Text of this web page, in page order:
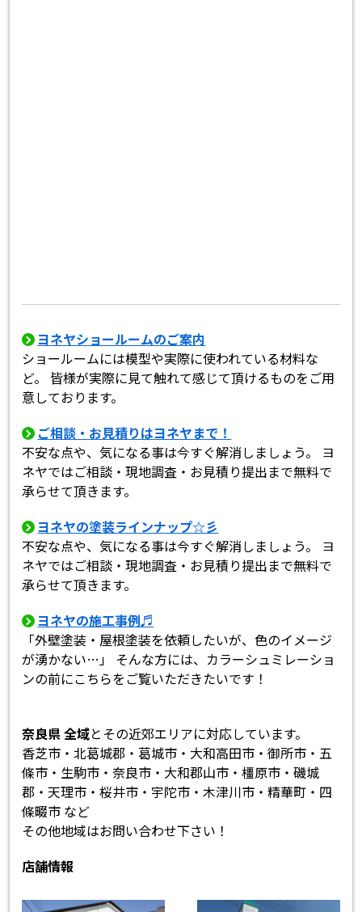
ヨネヤショールームのご案内
ショールームには模型や実際に使われている材料な
ど。 皆様が実際に見て触れて感じて頂けるものをご用
意しております。
ご相談・お見積りはヨネヤまで！
不安な点や、気になる事は今すぐ解消しましょう。 ヨ
ネヤではご相談・現地調査・お見積り提出まで無料で
承らせて頂きます。
ヨネヤの塗装ラインナップ☆彡
不安な点や、気になる事は今すぐ解消しましょう。 ヨ
ネヤではご相談・現地調査・お見積り提出まで無料で
承らせて頂きます。
ヨネヤの施工事例♬
「外壁塗装・屋根塗装を依頼したいが、色のイメージ
が湧かない…」 そんな方には、カラーシュミレーショ
ンの前にこちらをご覧いただきたいです！
奈良県 全域とその近郊エリアに対応しています。
香芝市・北葛城郡・葛城市・大和高田市・御所市・五
條市・生駒市・奈良市・大和郡山市・橿原市・磯城
郡・天理市・桜井市・宇陀市・木津川市・精華町・四
條畷市 など
その他地域はお問い合わせ下さい！
店舗情報